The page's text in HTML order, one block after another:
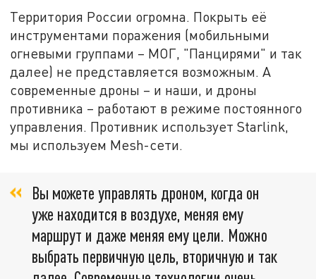
Территория России огромна. Покрыть её
инструментами поражения (мобильными
огневыми группами – МОГ, "Панцирями" и так
далее) не представляется возможным. А
современные дроны – и наши, и дроны
противника – работают в режиме постоянного
управления. Противник использует Starlink,
мы используем Mesh-сети.
Вы можете управлять дроном, когда он
уже находится в воздухе, меняя ему
маршрут и даже меняя ему цели. Можно
выбрать первичную цель, вторичную и так